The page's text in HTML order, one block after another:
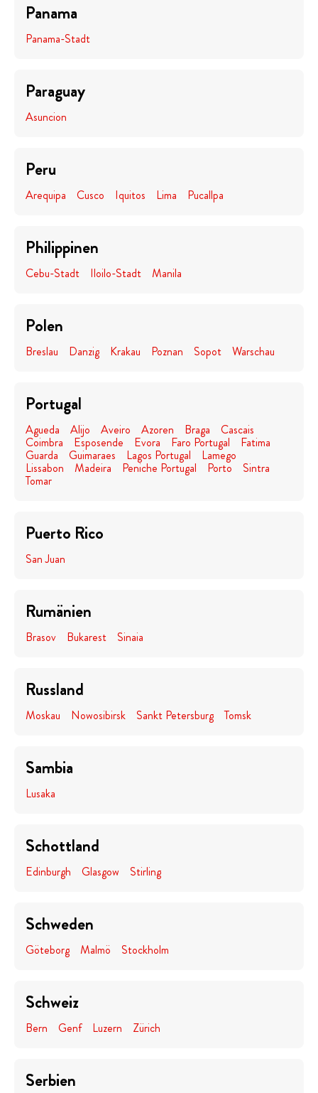
Panama
Panama-Stadt
Paraguay
Asuncion
Peru
Arequipa Cusco Iquitos Lima Pucallpa
Philippinen
Cebu-Stadt Iloilo-Stadt Manila
Polen
Breslau Danzig Krakau Poznan Sopot Warschau
Portugal
Agueda Alijo Aveiro Azoren Braga Cascais
Coimbra Esposende Evora Faro Portugal Fatima
Guarda Guimaraes Lagos Portugal Lamego
Lissabon Madeira Peniche Portugal Porto Sintra
Tomar
Puerto Rico
San Juan
Rumänien
Brasov Bukarest Sinaia
Russland
Moskau Nowosibirsk Sankt Petersburg Tomsk
Sambia
Lusaka
Schottland
Edinburgh Glasgow Stirling
Schweden
Göteborg Malmö Stockholm
Schweiz
Bern Genf Luzern Zürich
Serbien